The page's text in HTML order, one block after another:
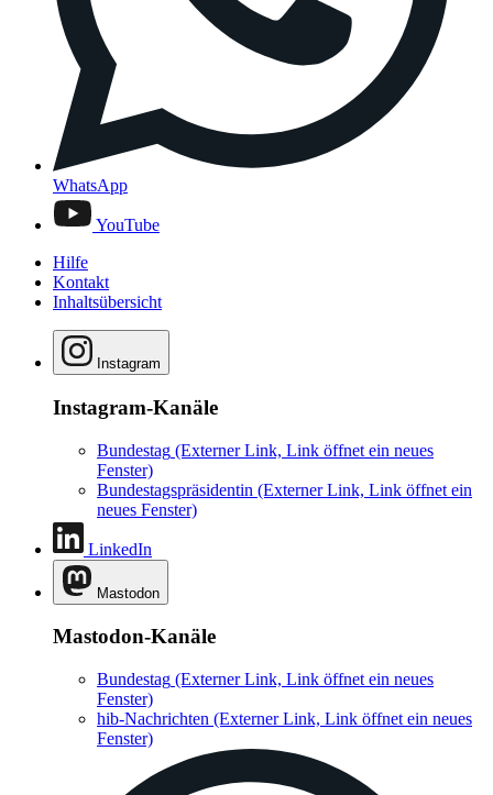
WhatsApp
YouTube
Hilfe
Kontakt
Inhaltsübersicht
Instagram
Instagram-Kanäle
Bundestag (Externer Link, Link öffnet ein neues
Fenster)
Bundestagspräsidentin (Externer Link, Link öffnet ein
neues Fenster)
LinkedIn
Mastodon
Mastodon-Kanäle
Bundestag (Externer Link, Link öffnet ein neues
Fenster)
hib-Nachrichten (Externer Link, Link öffnet ein neues
Fenster)